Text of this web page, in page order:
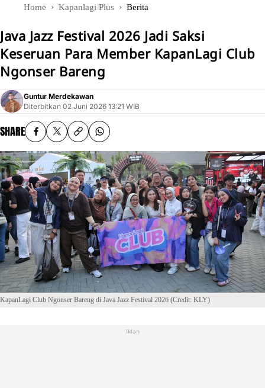
Home Kapanlagi Plus Berita
Java Jazz Festival 2026 Jadi Saksi
Keseruan Para Member KapanLagi Club
Ngonser Bareng
Guntur Merdekawan
Diterbitkan 02 Juni 2026 13:21 WIB
SHARE
KapanLagi Club Ngonser Bareng di Java Jazz Festival 2026 (Credit: KLY)
Iklan